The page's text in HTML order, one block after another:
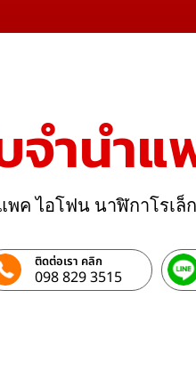
จํานําแ
ค ไอโฟน นาฬิกาโรเล็
ติดต่อเรา คลิก
098 829 3515